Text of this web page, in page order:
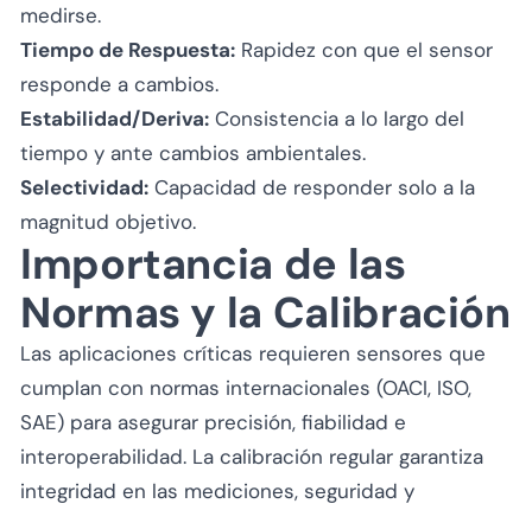
medirse.
Tiempo de Respuesta: Rapidez con que el sensor
responde a cambios.
Estabilidad/Deriva: Consistencia a lo largo del
tiempo y ante cambios ambientales.
Selectividad: Capacidad de responder solo a la
magnitud objetivo.
Importancia de las
Normas y la Calibración
Las aplicaciones críticas requieren sensores que
cumplan con normas internacionales (OACI, ISO,
SAE) para asegurar precisión, fiabilidad e
interoperabilidad. La calibración regular garantiza
integridad en las mediciones, seguridad y